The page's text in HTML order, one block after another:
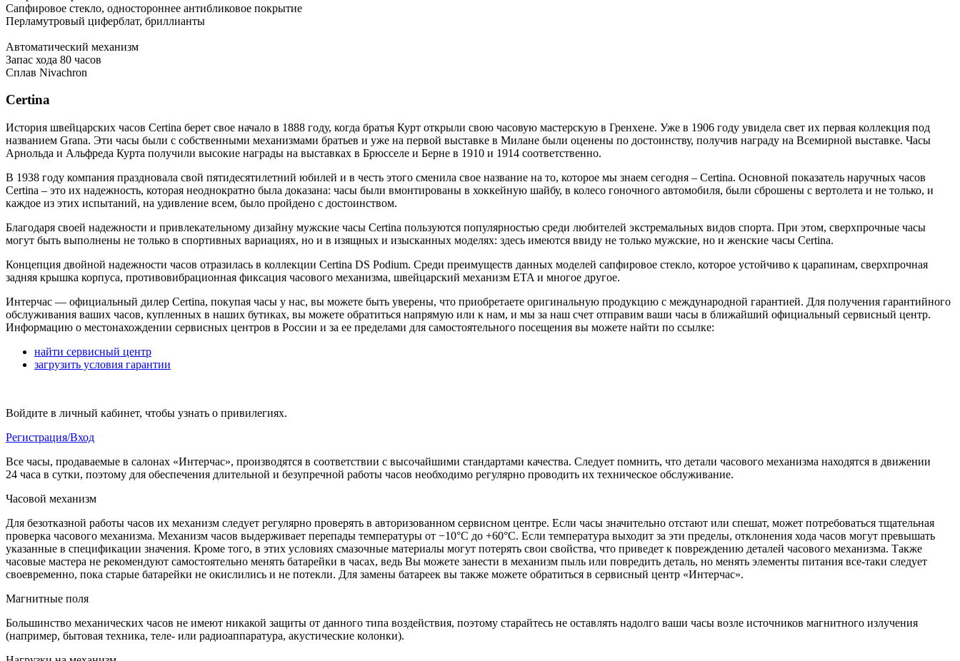
Сапфировое стекло, одностороннее антибликовое покрытие
Перламутровый циферблат, бриллианты
Автоматический механизм
Запас хода 80 часов
Сплав Nivachron
Certina
История швейцарских часов Certina берет свое начало в 1888 году, когда братья Курт открыли свою часовую мастерскую в Гренхене. Уже в 1906 году увидела свет их первая коллекция под
названием Grana. Эти часы были с собственными механизмами братьев и уже на первой выставке в Милане были оценены по достоинству, получив награду на Всемирной выставке. Часы
Арнольда и Альфреда Курта получили высокие награды на выставках в Брюсселе и Берне в 1910 и 1914 соответственно.
В 1938 году компания праздновала свой пятидесятилетний юбилей и в честь этого сменила свое название на то, которое мы знаем сегодня – Certina. Основной показатель наручных часов
Certina – это их надежность, которая неоднократно была доказана: часы были вмонтированы в хоккейную шайбу, в колесо гоночного автомобиля, были сброшены с вертолета и не только, и
каждое из этих испытаний, на удивление всем, было пройдено с достоинством.
Благодаря своей надежности и привлекательному дизайну мужские часы Certina пользуются популярностью среди любителей экстремальных видов спорта. При этом, сверхпрочные часы
могут быть выполнены не только в спортивных вариациях, но и в изящных и изысканных моделях: здесь имеются ввиду не только мужские, но и женские часы Certina.
Концепция двойной надежности часов отразилась в коллекции Certina DS Podium. Среди преимуществ данных моделей сапфировое стекло, которое устойчиво к царапинам, сверхпрочная
задняя крышка корпуса, противовибрационная фиксация часового механизма, швейцарский механизм ETA и многое другое.
Интерчас — официальный дилер Certina, покупая часы у нас, вы можете быть уверены, что приобретаете оригинальную продукцию с международной гарантией. Для получения гарантийного
обслуживания ваших часов, купленных в наших бутиках, вы можете обратиться напрямую или к нам, и мы за наш счет отправим ваши часы в ближайший официальный сервисный центр.
Информацию о местонахождении сервисных центров в России и за ее пределами для самостоятельного посещения вы можете найти по ссылке:
найти сервисный центр
загрузить условия гарантии
Войдите в личный кабинет, чтобы узнать о привилегиях.
Регистрация/Вход
Все часы, продаваемые в салонах «Интерчас», производятся в соответствии с высочайшими стандартами качества. Следует помнить, что детали часового механизма находятся в движении
24 часа в сутки, поэтому для обеспечения длительной и безупречной работы часов необходимо регулярно проводить их техническое обслуживание.
Часовой механизм
Для безотказной работы часов их механизм следует регулярно проверять в авторизованном сервисном центре. Если часы значительно отстают или спешат, может потребоваться тщательная
проверка часового механизма. Механизм часов выдерживает перепады температуры от −10°C до +60°C. Если температура выходит за эти пределы, отклонения хода часов могут превышать
указанные в спецификации значения. Кроме того, в этих условиях смазочные материалы могут потерять свои свойства, что приведет к повреждению деталей часового механизма. Также
часовые мастера не рекомендуют самостоятельно менять батарейки в часах, ведь Вы можете занести в механизм пыль или повредить деталь, но менять элементы питания все-таки следует
своевременно, пока старые батарейки не окислились и не потекли. Для замены батареек вы также можете обратиться в сервисный центр «Интерчас».
Магнитные поля
Большинство механических часов не имеют никакой защиты от данного типа воздействия, поэтому старайтесь не оставлять надолго ваши часы возле источников магнитного излучения
(например, бытовая техника, теле- или радиоаппаратура, акустические колонки).